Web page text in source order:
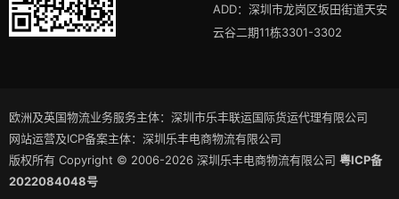
ADD：深圳市龙岗区坂田街道天安
云谷二期11栋3301-3302
欧洲及英国物流业务服务主体：深圳市乐丰联运国际货运代理有限公司
网站运营及ICP备案主体：深圳乐丰电商物流有限公司
版权所有 Copyright © 2006-2026 深圳乐丰电商物流有限公司 粤ICP备
2022084048号